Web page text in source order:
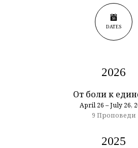
DATES
2026
От боли к
April 26 – July 26,
9 Проповеди
2025